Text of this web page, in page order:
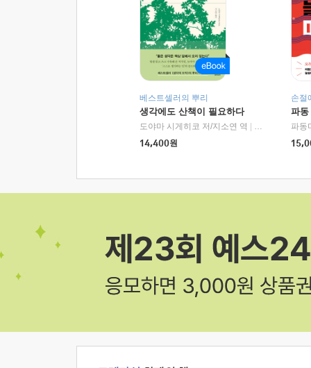
베스트셀러의 뿌리
생각에도 산책이 필요하다
도야마 시게히코 저/지소연 역
알에이치코리
14,400원
손절
파동
파동